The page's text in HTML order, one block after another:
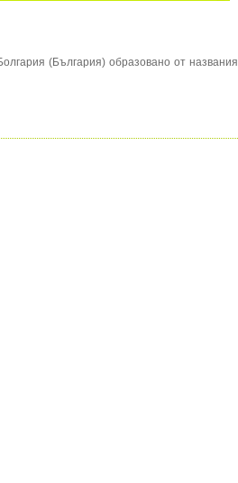
(България) образовано от названия